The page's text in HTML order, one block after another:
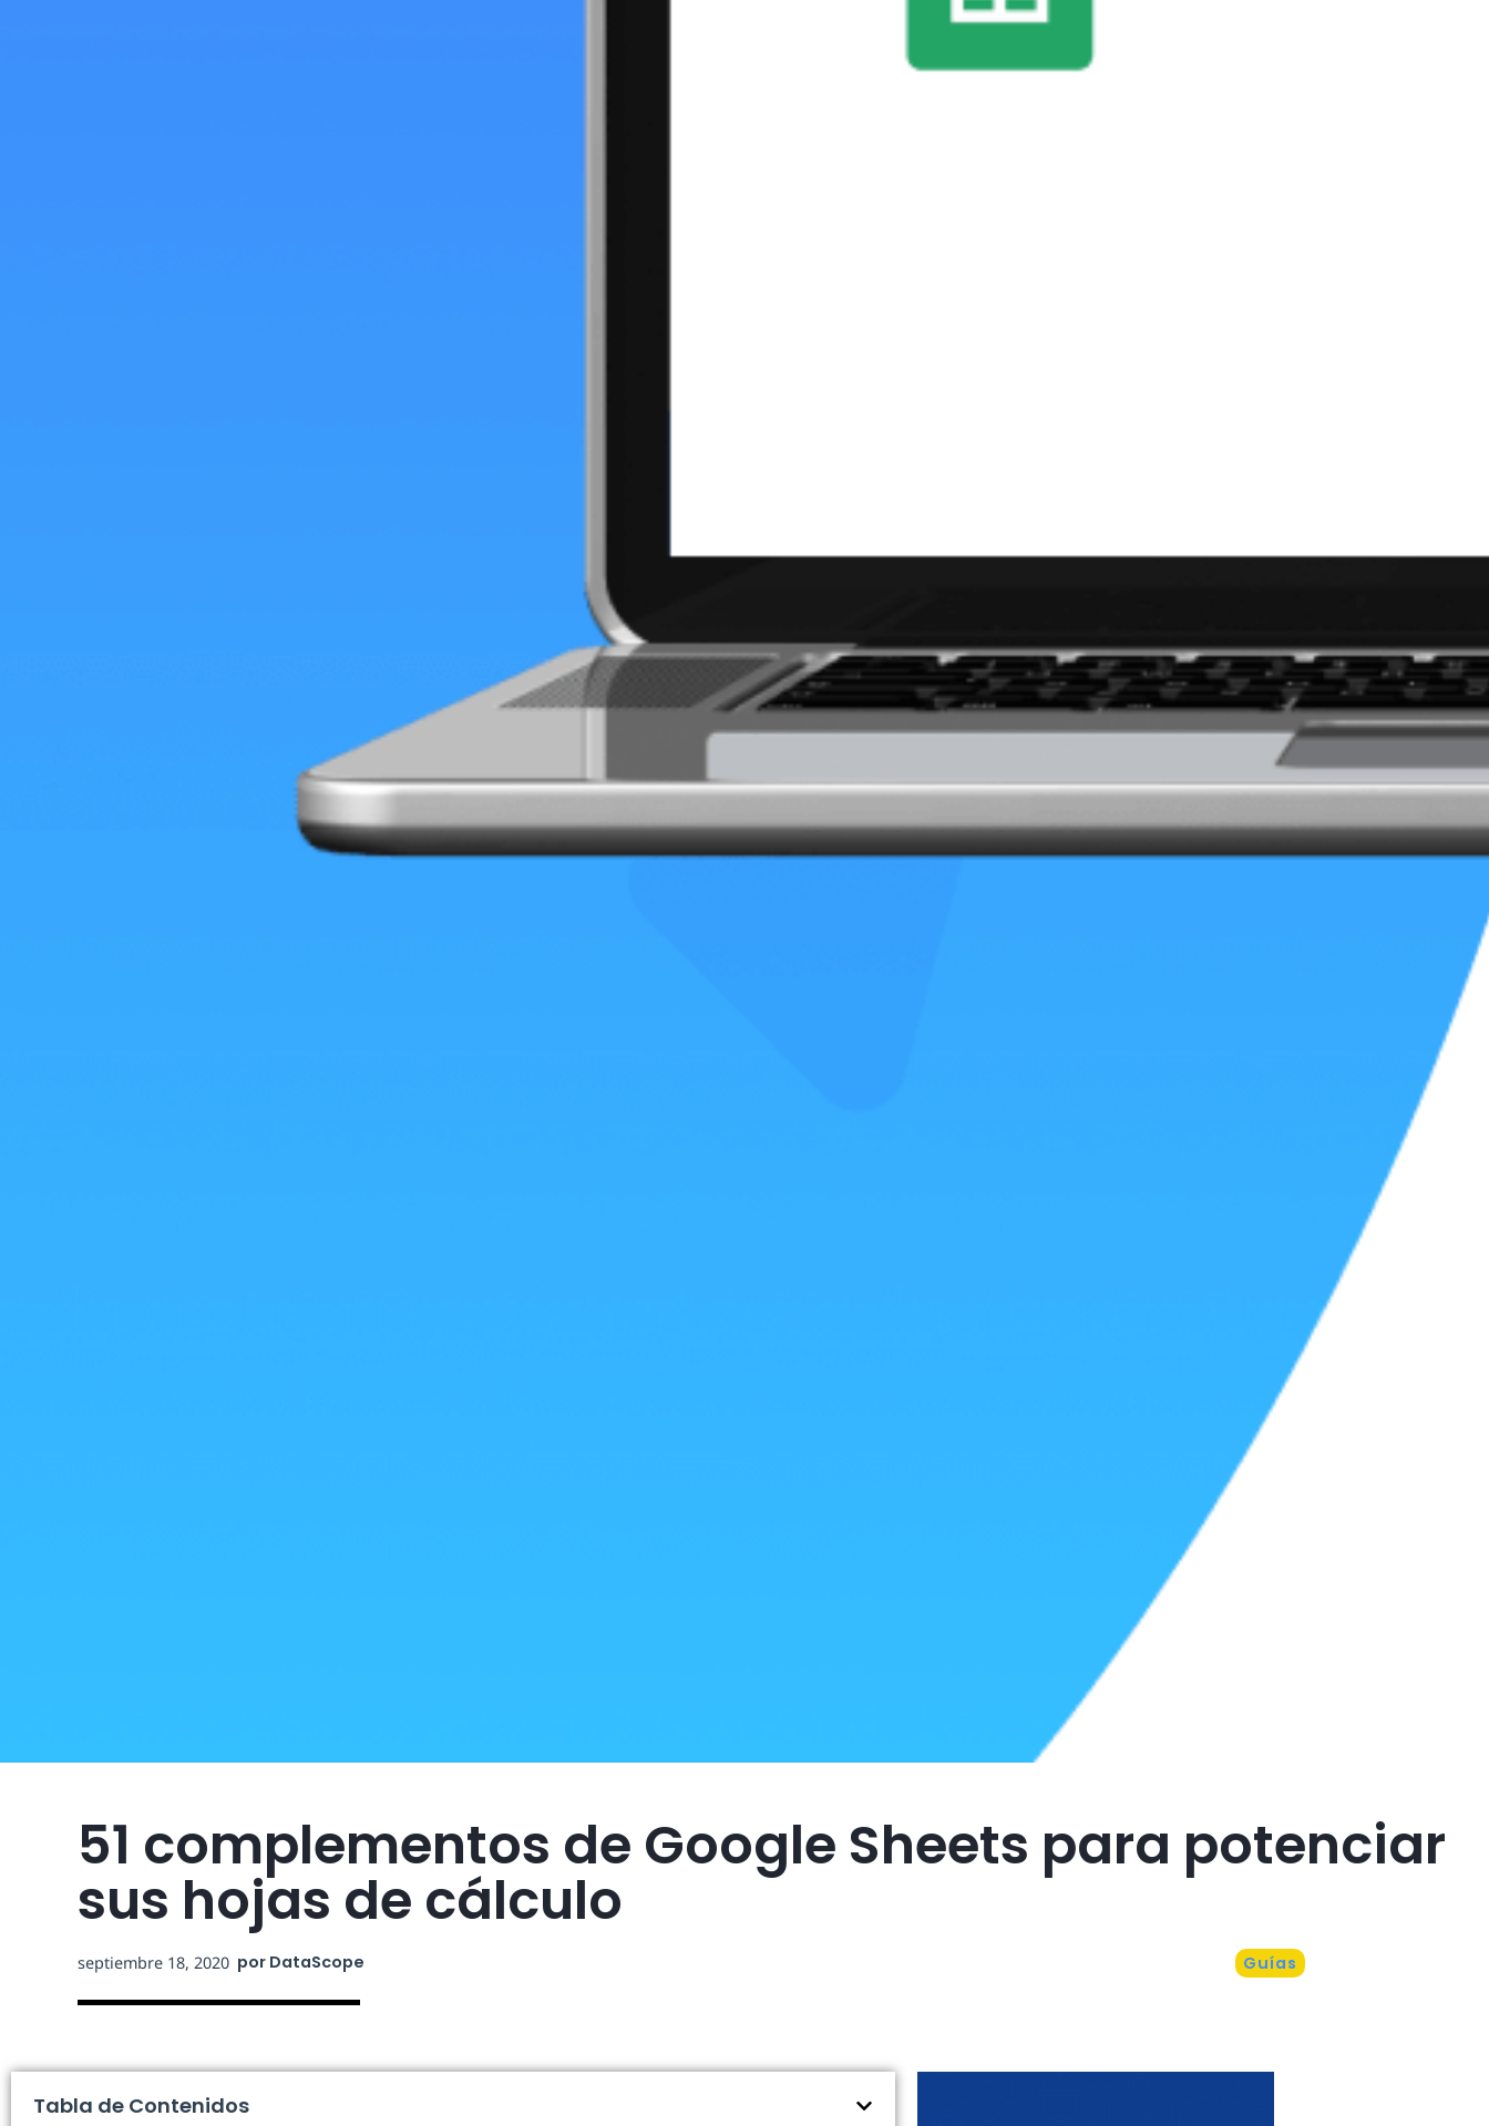
51 complementos de Google Sheets para potenciar
sus hojas de cálculo
septiembre 18, 2020 por DataScope Guías
Tabla de Contenidos